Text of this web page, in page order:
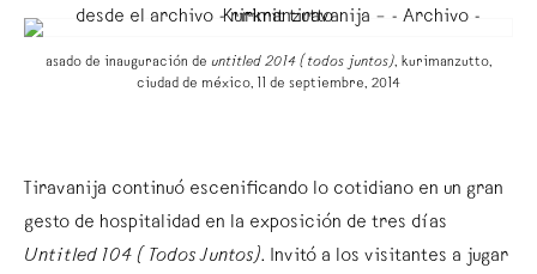
asado de inauguración de untitled 2014 (todos juntos), kurimanzutto,
ciudad de méxico, 11 de septiembre, 2014
Tiravanija continuó escenificando lo cotidiano en un gran
gesto de hospitalidad en la exposición de tres días
Untitled 104 (Todos Juntos). Invitó a los visitantes a jugar